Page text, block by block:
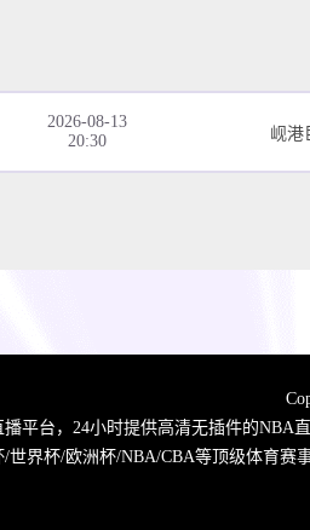
2026-08-13
20:30
岘港
平台，24小时提供高清无插件的
世界杯/欧洲杯/NBA/CBA等顶级体育赛